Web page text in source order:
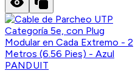
PANDUIT